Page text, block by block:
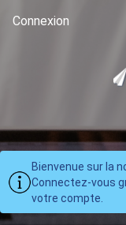
Connexion
Bienvenue sur la
Connectez-vous
votre compte.